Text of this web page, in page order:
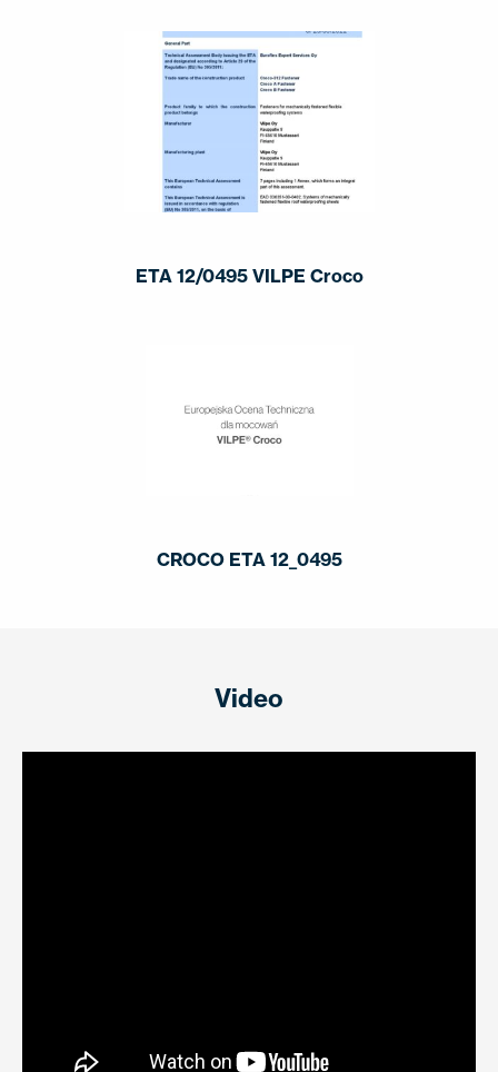
ETA 12/0495 VILPE Croco
CROCO ETA 12_0495
Video